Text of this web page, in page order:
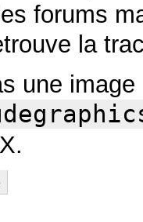
forums
la
une